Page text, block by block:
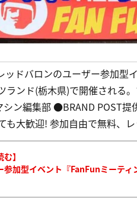
ッドバロンのユーザー参加型
ランド(栃木県)で開催される
シン編集部 ●BRAND POST
も大歓迎! 参加自由で無料、
】
参加型イベント『FanFunミーテ